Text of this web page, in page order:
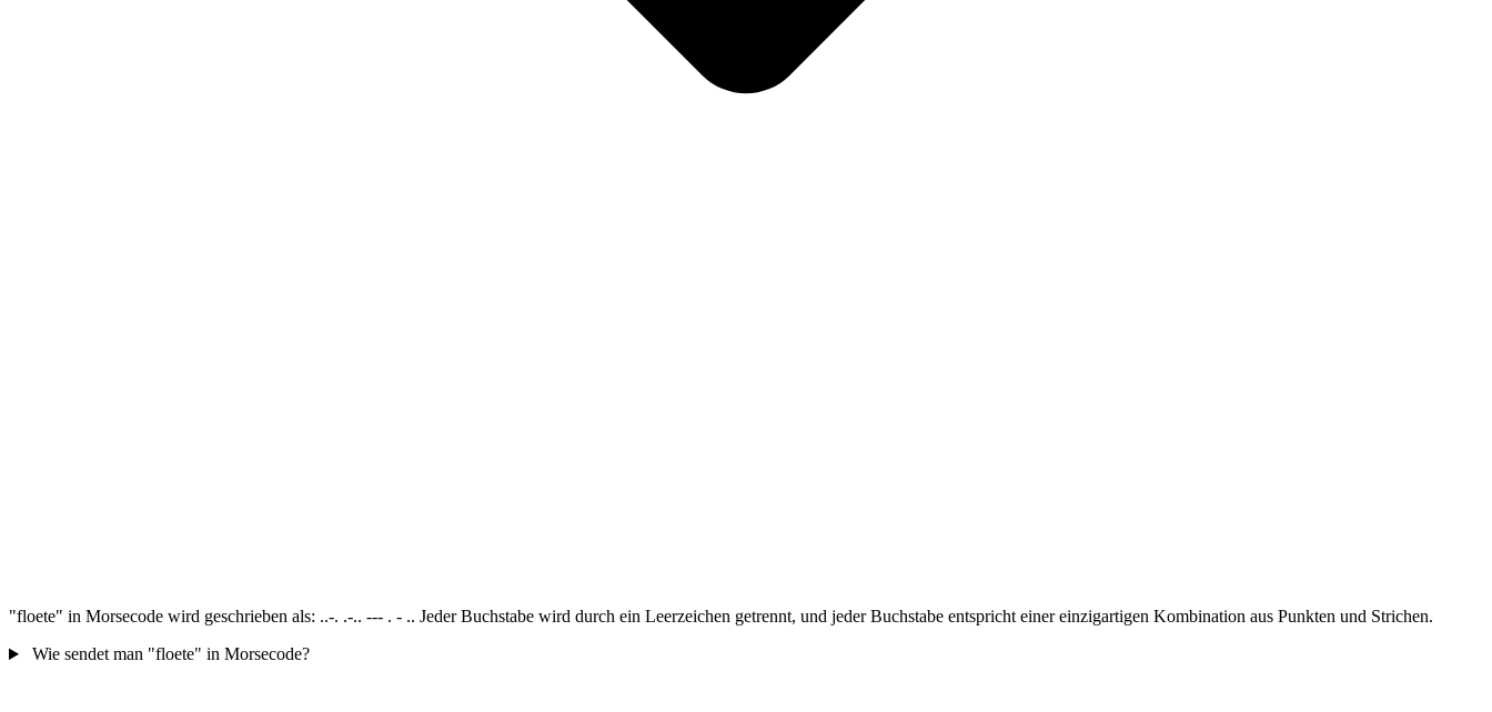
"floete" in Morsecode wird geschrieben als: ..-. .-.. --- . - .. Jeder Buchstabe wird durch ein Leerzeichen getrennt, und jeder Buchstabe entspricht einer einzigartigen Kombination aus Punkten und Strichen.
Wie sendet man "floete" in Morsecode?